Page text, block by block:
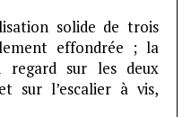
solide de trois
effondrée ; la
regard sur les deux
sur l’escalier à vis,